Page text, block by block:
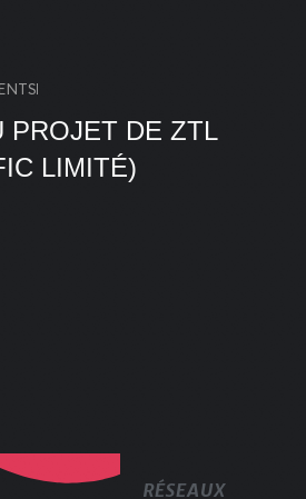
PROJET DE ZTL
LIMITÉ)
RÉSEAUX